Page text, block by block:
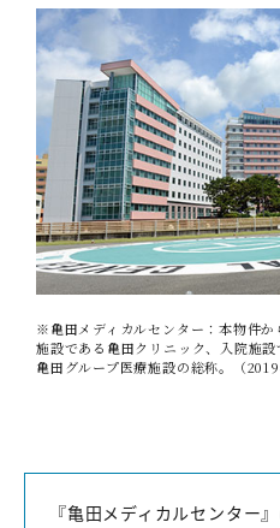
※亀田メディカルセンター：本物件
施設である亀田クリニック、入院施
亀田グループ医療施設の総称。（2019
『亀田メディカルセンター